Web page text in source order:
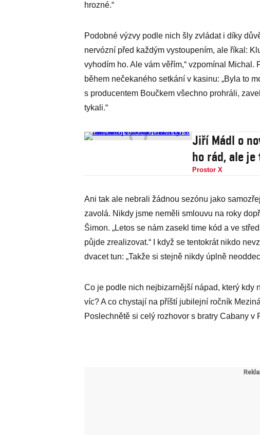
hrozné.“
Podobné výzvy podle nich šly zvládat i díky
nervózní před každým vystoupením, ale říkal:
vyhodím ho. Ale vám věřím,“ vzpomínal
během nečekaného setkání v kasinu: „Byla to
s producentem Boučkem všechno prohráli,
tykali.“
Jiří Mádl o
ho rád, ale
Prostor X
Ani tak ale nebrali žádnou sezónu jako
zavolá. Nikdy jsme neměli smlouvu na roky
Šimon. „Letos se nám zasekl time kód a ve
půjde zrealizovat.“ I když se tentokrát nikdo
dvacet tun: „Takže si stejně nikdy úplně
Co je podle nich nejbizarnější nápad, který kdy
víc? A co chystají na příští jubilejní ročník
Poslechnětě si celý rozhovor s bratry Cabany v